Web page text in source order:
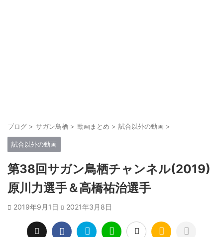
ブログ > サガン鳥栖 > 動画まとめ > 試合以外の動画 >
試合以外の動画
第38回サガン鳥栖チャンネル(2019)
原川力選手＆高橋祐治選手
2019年9月1日 2021年3月8日